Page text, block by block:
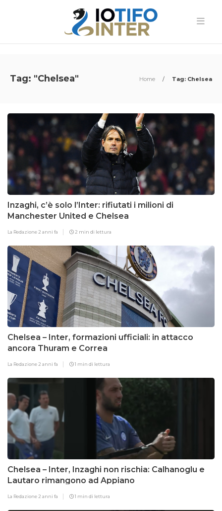
Tag: "Chelsea" Home / Tag: Chelsea
Inzaghi, c’è solo l’Inter: rifiutati i milioni di
Manchester United e Chelsea
La Redazione 2 anni fa 2 min di lettura
Chelsea – Inter, formazioni ufficiali: in attacco
ancora Thuram e Correa
La Redazione 2 anni fa 1 min di lettura
Chelsea – Inter, Inzaghi non rischia: Calhanoglu e
Lautaro rimangono ad Appiano
La Redazione 2 anni fa 1 min di lettura